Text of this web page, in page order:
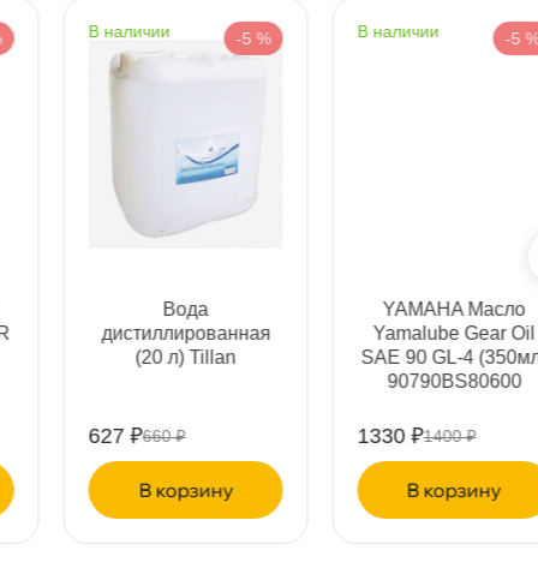
наличии -5 %
ABRO Герметик
прокладок медный
спрей 225г CG418R
542 ₽570 ₽
корзину
наличии -5 %
Нефрас С2 80/120
(БР-2) 200л ТУ
38.401-67-108-92
24947 ₽26260 ₽
корзину